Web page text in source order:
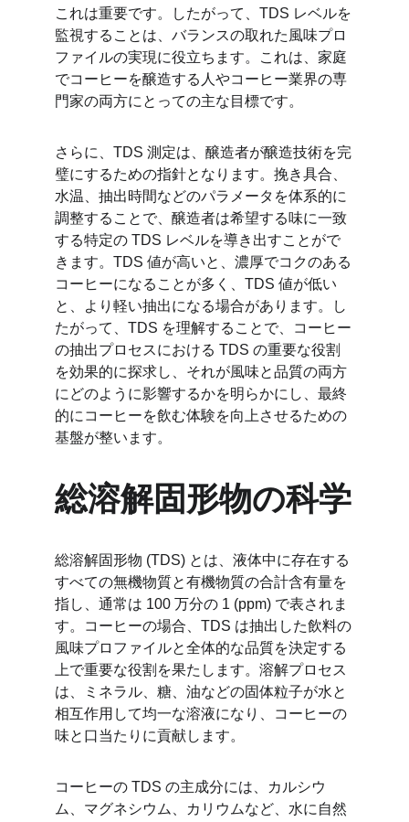
これは重要です。したがって、TDS レベルを
監視することは、バランスの取れた風味プロ
ファイルの実現に役立ちます。これは、家庭
でコーヒーを醸造する人やコーヒー業界の専
門家の両方にとっての主な目標です。
さらに、TDS 測定は、醸造者が醸造技術を完
璧にするための指針となります。挽き具合、
水温、抽出時間などのパラメータを体系的に
調整することで、醸造者は希望する味に一致
する特定の TDS レベルを導き出すことがで
きます。TDS 値が高いと、濃厚でコクのある
コーヒーになることが多く、TDS 値が低い
と、より軽い抽出になる場合があります。し
たがって、TDS を理解することで、コーヒー
の抽出プロセスにおける TDS の重要な役割
を効果的に探求し、それが風味と品質の両方
にどのように影響するかを明らかにし、最終
的にコーヒーを飲む体験を向上させるための
基盤が整います。
総溶解固形物の科学
総溶解固形物 (TDS) とは、液体中に存在する
すべての無機物質と有機物質の合計含有量を
指し、通常は 100 万分の 1 (ppm) で表されま
す。コーヒーの場合、TDS は抽出した飲料の
風味プロファイルと全体的な品質を決定する
上で重要な役割を果たします。溶解プロセス
は、ミネラル、糖、油などの固体粒子が水と
相互作用して均一な溶液になり、コーヒーの
味と口当たりに貢献します。
コーヒーの TDS の主成分には、カルシウ
ム、マグネシウム、カリウムなど、水に自然